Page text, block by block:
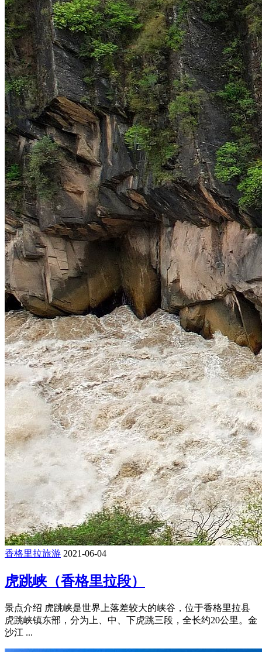
香格里拉旅游 2021-06-04
虎跳峡（香格里拉段）
景点介绍 虎跳峡是世界上落差较大的峡谷，位于香格里拉县
虎跳峡镇东部，分为上、中、下虎跳三段，全长约20公里。金
沙江 ...